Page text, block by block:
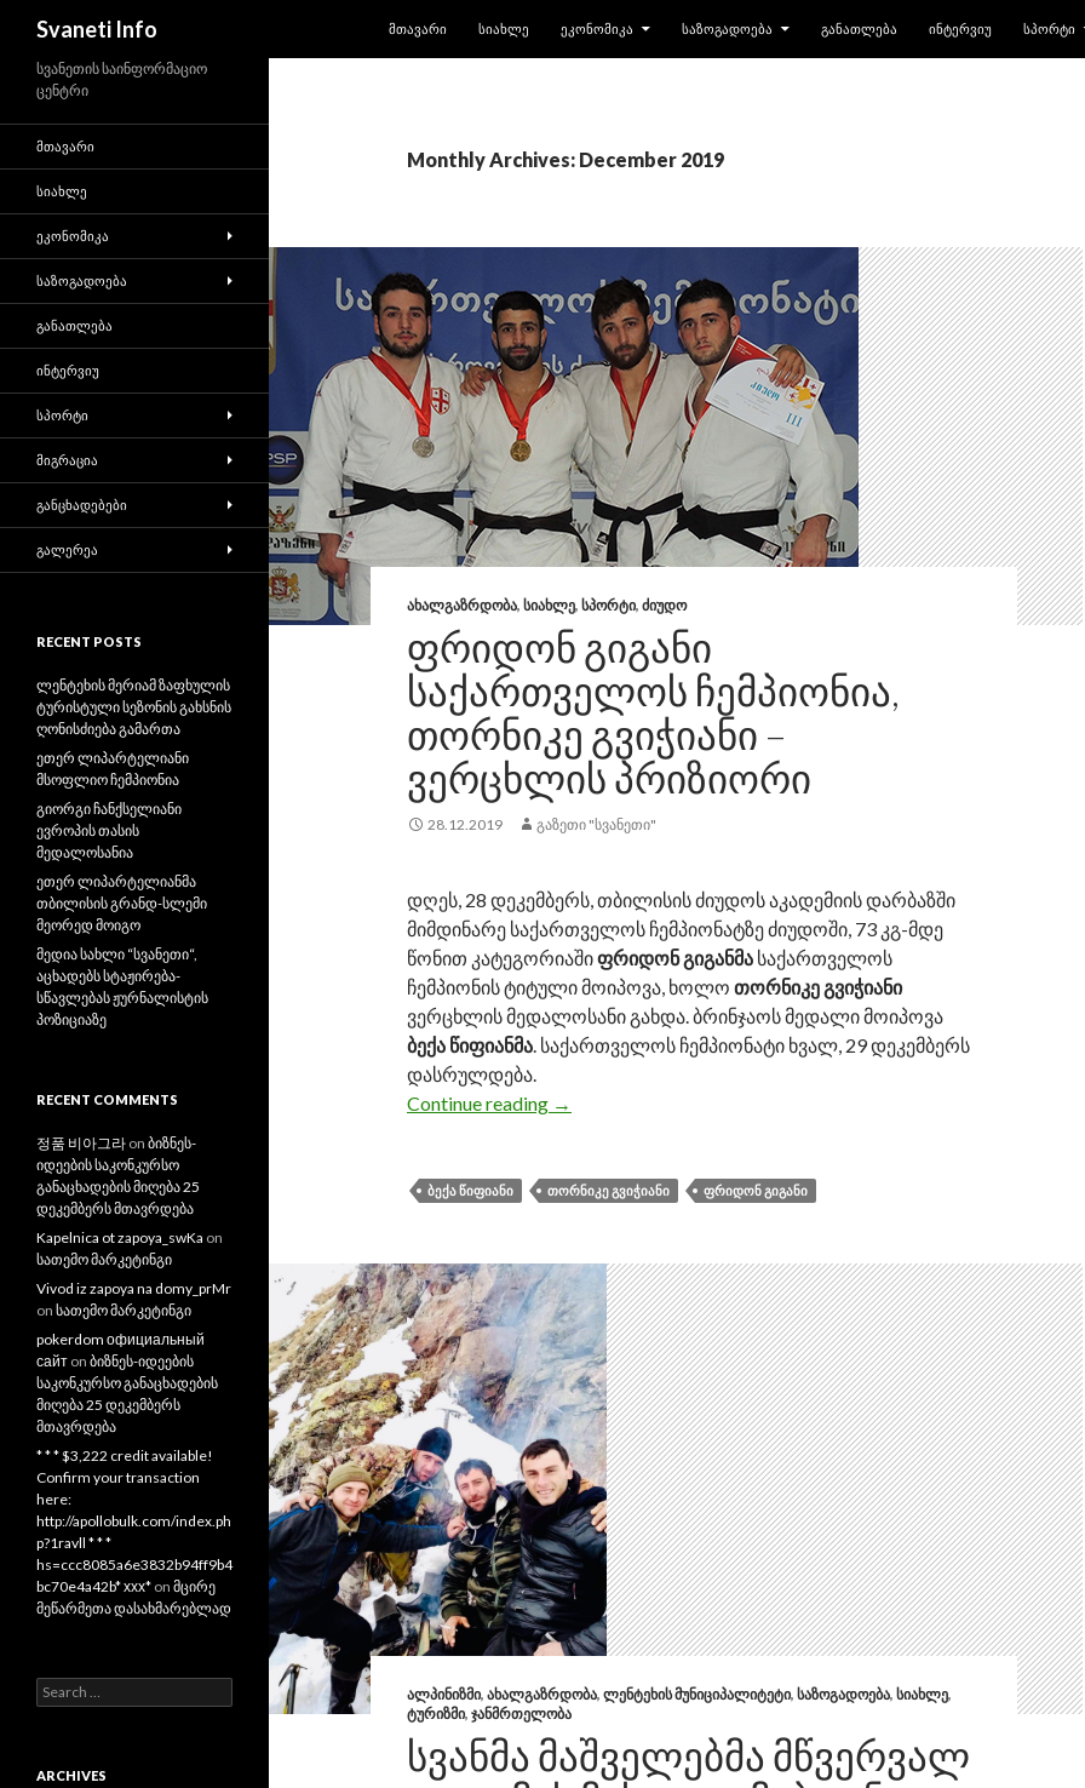
Svaneti Info
ᲛᲗᲐᲕᲐᲠᲘ
ᲡᲘᲐᲮᲚᲔ ᲔᲙᲝᲜᲝᲛᲘᲙᲐ ᲡᲐᲖᲝᲒᲐᲓᲝᲔᲑᲐ ᲒᲐᲜᲐᲗᲚᲔᲑᲐ ᲘᲜᲢᲔᲠᲕᲘᲣ ᲡᲞᲝᲠᲢᲘ
Monthly Archives: December 2019
ᲐᲮᲐᲚᲒᲐᲖᲠᲓᲝᲑᲐ, ᲡᲘᲐᲮᲚᲔ, ᲡᲞᲝᲠᲢᲘ, ᲫᲘᲣᲓᲝ
ᲤᲠᲘᲓᲝᲜ ᲒᲘᲒᲐᲜᲘ
ᲡᲐᲥᲐᲠᲗᲕᲔᲚᲝᲡ ᲩᲔᲛᲞᲘᲝᲜᲘᲐ,
ᲗᲝᲠᲜᲘᲙᲔ ᲒᲕᲘᲭᲘᲐᲜᲘ –
ᲕᲔᲠᲪᲮᲚᲘᲡ ᲞᲠᲘᲖᲘᲝᲠᲘ
28.12.2019 ᲒᲐᲖᲔᲗᲘ "ᲡᲕᲐᲜᲔᲗᲘ"
დღეს, 28 დეკემბერს, თბილისის ძიუდოს აკადემიის დარბაზში
მიმდინარე საქართველოს ჩემპიონატზე ძიუდოში, 73 კგ-მდე
წონით კატეგორიაშიფრიდონ გიგანმა საქართველოს
ჩემპიონის ტიტული მოიპოვა, ხოლო თორნიკე გვიჭიანი
ვერცხლის მედალოსანი გახდა. ბრინჯაოს მედალი მოიპოვა
ბექა წიფიანმა. საქართველოს ჩემპიონატი ხვალ, 29 დეკემბერს
დასრულდება.
Continue reading ფრიდონ გიგანი საქართველოს ჩემპიონია, თორნიკე
→
ᲑᲔᲥᲐ ᲬᲘᲤᲘᲐᲜᲘ ᲗᲝᲠᲜᲘᲙᲔ ᲒᲕᲘᲭᲘᲐᲜᲘ ᲤᲠᲘᲓᲝᲜ ᲒᲘᲒᲐᲜᲘ
ᲐᲚᲞᲘᲜᲘᲖᲛᲘ, ᲐᲮᲐᲚᲒᲐᲖᲠᲓᲝᲑᲐ, ᲚᲔᲜᲢᲔᲮᲘᲡ ᲛᲣᲜᲘᲪᲘᲞᲐᲚᲘᲢᲔᲢᲘ, ᲡᲐᲖᲝᲒᲐᲓᲝᲔᲑᲐ, ᲡᲘᲐᲮᲚᲔ,
ᲢᲣᲠᲘᲖᲛᲘ, ᲯᲐᲜᲛᲠᲗᲔᲚᲝᲑᲐ
ᲡᲕᲐᲜᲛᲐ ᲛᲐᲨᲕᲔᲚᲔᲑᲛᲐ ᲛᲬᲕᲔᲠᲕᲐᲚ
სვანეთის საინფორმაციო
ცენტრი
ᲛᲗᲐᲕᲐᲠᲘ
ᲡᲘᲐᲮᲚᲔ
ᲔᲙᲝᲜᲝᲛᲘᲙᲐ
ᲡᲐᲖᲝᲒᲐᲓᲝᲔᲑᲐ
ᲒᲐᲜᲐᲗᲚᲔᲑᲐ
ᲘᲜᲢᲔᲠᲕᲘᲣ
ᲡᲞᲝᲠᲢᲘ
ᲛᲘᲒᲠᲐᲪᲘᲐ
ᲒᲐᲜᲪᲮᲐᲓᲔᲑᲔᲑᲘ
ᲒᲐᲚᲔᲠᲔᲐ
RECENT POSTS
ლენტეხის მერიამ ზაფხულის
ტურისტული სეზონის გახსნის
ღონისძიება გამართა
ეთერ ლიპარტელიანი
მსოფლიო ჩემპიონია
გიორგი ჩანქსელიანი
ევროპის თასის
მედალოსანია
ეთერ ლიპარტელიანმა
თბილისის გრანდ-სლემი
მეორედ მოიგო
მედია სახლი “სვანეთი“,
აცხადებს სტაჟირება-
სწავლებას ჟურნალისტის
პოზიციაზე
RECENT COMMENTS
정품 비아그라 on ბიზნეს-
იდეების საკონკურსო
განაცხადების მიღება 25
დეკემბერს მთავრდება
Kapelnica ot zapoya_swKa on
სათემო მარკეტინგი
Vivod iz zapoya na domy_prMr
on სათემო მარკეტინგი
pokerdom официальный
сайт on ბიზნეს-იდეების
საკონკურსო განაცხადების
მიღება 25 დეკემბერს
მთავრდება
* * * $3,222 credit available!
Confirm your transaction
here:
http://apollobulk.com/index.ph
p?1ravll * * *
hs=ccc8085a6e3832b94ff9b4
bc70e4a42b* ххх* on მცირე
მეწარმეთა დასახმარებლად
e
c
ARCHIVES